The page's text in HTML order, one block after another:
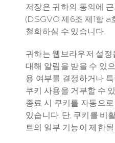
저장은 귀하의 동의에
(DSGVO 제6조 제1항 a
철회하실 수 있습니다.
귀하는 웹브라우저 설
대해 알림을 받을 수 있
용 여부를 결정하거나
쿠키 사용을 거부할 수
종료 시 쿠키를 자동으
있습니다. 단, 쿠키를 비
트의 일부 기능이 제한